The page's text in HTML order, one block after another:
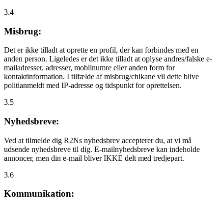
3.4
Misbrug:
Det er ikke tilladt at oprette en profil, der kan forbindes med en
anden person. Ligeledes er det ikke tilladt at oplyse andres/falske e-
mailadresser, adresser, mobilnumre eller anden form for
kontaktinformation. I tilfælde af misbrug/chikane vil dette blive
politianmeldt med IP-adresse og tidspunkt for oprettelsen.
3.5
Nyhedsbreve:
Ved at tilmelde dig R2Ns nyhedsbrev accepterer du, at vi må
udsende nyhedsbreve til dig. E-mailnyhedsbreve kan indeholde
annoncer, men din e-mail bliver IKKE delt med tredjepart.
3.6
Kommunikation: